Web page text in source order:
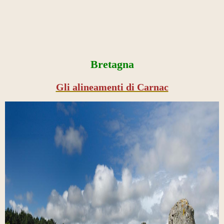
Bretagna
Gli alineamenti di Carnac